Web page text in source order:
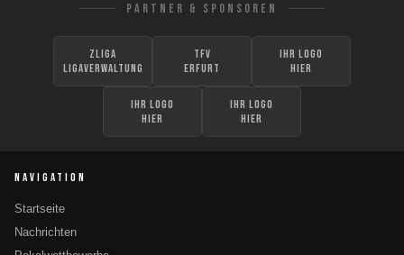
PARTNER & SPONSOREN
zLiga
Ligaverwaltung
TFV
Erfurt
Ihr Logo
hier
Ihr Logo
hier
Ihr Logo
hier
NAVIGATION
Startseite
Nachrichten